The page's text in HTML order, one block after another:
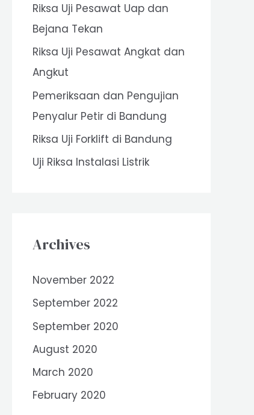
o
r
:
Riksa Uji Pesawat Uap dan
Bejana Tekan
Riksa Uji Pesawat Angkat dan
Angkut
Pemeriksaan dan Pengujian
Penyalur Petir di Bandung
Riksa Uji Forklift di Bandung
Uji Riksa Instalasi Listrik
Archives
November 2022
September 2022
September 2020
August 2020
March 2020
February 2020